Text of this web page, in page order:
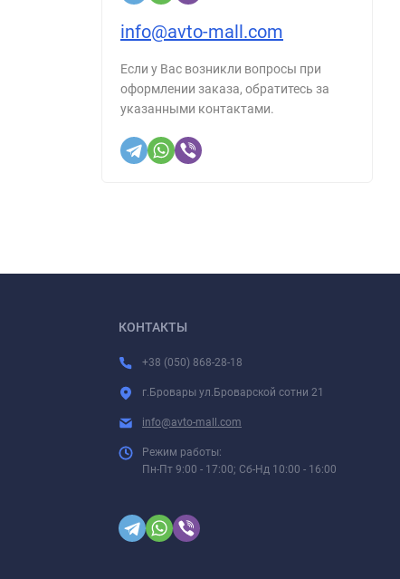
info@avto-mall.com
Если у Вас возникли вопросы при
оформлении заказа, обратитесь за
указанными контактами.
КОНТАКТЫ
+38 (050) 868-28-18
г.Бровары ул.Броварской сотни 21
info@avto-mall.com
Режим работы:
Пн-Пт 9:00 - 17:00; Сб-Нд 10:00 - 16:00